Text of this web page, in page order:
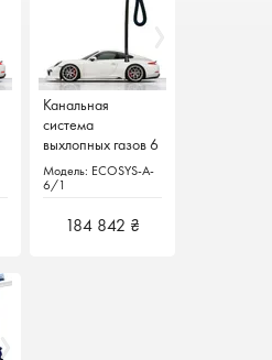
Канальная
система
выхлопных газов 6
м ECOSYS-A-6/1
Filcar Италия
Модель: ECOSYS-A-
6/1
184 842 ₴
Канальная
система
выхлопных газов 6
м ECOSYS-A-6/1
Filcar Италия
Модель: ECOSYS-A-
6/1
184 842 ₴